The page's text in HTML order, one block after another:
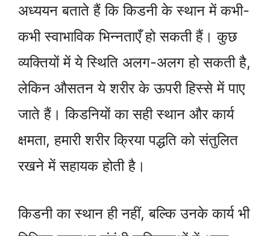
अध्ययन बताते हैं कि किडनी के स्थान में कभी-
कभी स्वाभाविक भिन्नताएँ हो सकती हैं। कुछ
व्यक्तियों में ये स्थिति अलग-अलग हो सकती है,
लेकिन औसतन ये शरीर के ऊपरी हिस्से में पाए
जाते हैं। किडनियों का सही स्थान और कार्य
क्षमता, हमारी शरीर क्रिया पद्धति को संतुलित
रखने में सहायक होती है।
किडनी का स्थान ही नहीं, बल्कि उनके कार्य भी